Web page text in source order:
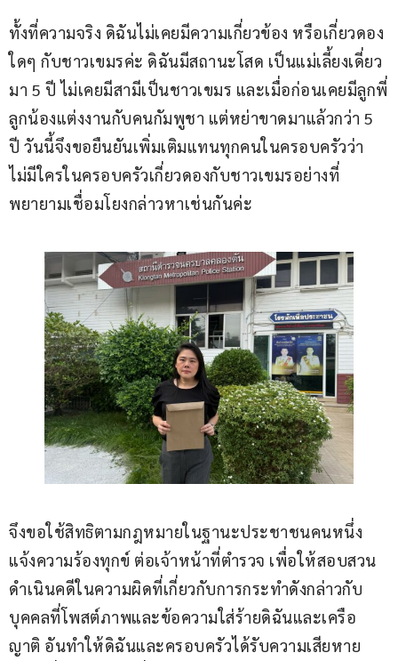
ทั้งที่ความจริง ดิฉันไม่เคยมีความเกี่ยวข้อง หรือเกี่ยวดอง
ใดๆ กับชาวเขมรค่ะ ดิฉันมีสถานะโสด เป็นแม่เลี้ยงเดี่ยว
มา 5 ปี ไม่เคยมีสามีเป็นชาวเขมร และเมื่อก่อนเคยมีลูกพี่
ลูกน้องแต่งงานกับคนกัมพูชา แต่หย่าขาดมาแล้วกว่า 5
ปี วันนี้จึงขอยืนยันเพิ่มเติมแทนทุกคนในครอบครัวว่า
ไม่มีใครในครอบครัวเกี่ยวดองกับชาวเขมรอย่างที่
พยายามเชื่อมโยงกล่าวหาเช่นกันค่ะ
จึงขอใช้สิทธิตามกฎหมายในฐานะประชาชนคนหนึ่ง
แจ้งความร้องทุกข์ ต่อเจ้าหน้าที่ตำรวจ เพื่อให้สอบสวน
ดำเนินคดีในความผิดที่เกี่ยวกับการกระทำดังกล่าวกับ
บุคคลที่โพสต์ภาพและข้อความใส่ร้ายดิฉันและเครือ
ญาติ อันทำให้ดิฉันและครอบครัวได้รับความเสียหาย